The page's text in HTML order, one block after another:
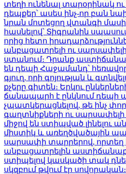
տեղի ունենալ տարօրինակ
դեպքեր՝ ասես ինչ-որ բան
նրան մոտեցող վտանգի
հասնելով՝ Տիգրանին
որից հետո
անբացատրելի ու
ստանում։ Դրանք
են դեպի Հաջամանդ՝
գյուղ, որի գոյության և
քչերը գիտեն։ Երկու
ճանապարհ է ընկնում դեպի
չպատկերացնելով, թե ինչ
գաղտնիքների ու
միջով են ստիպված լինելու
միստիկ և առեղծվածային
սարսափի տարրերով, որտեղ
անբացատրելին
ստիպելով կասկածի տակ
սկզբում թվում էր սովորական։